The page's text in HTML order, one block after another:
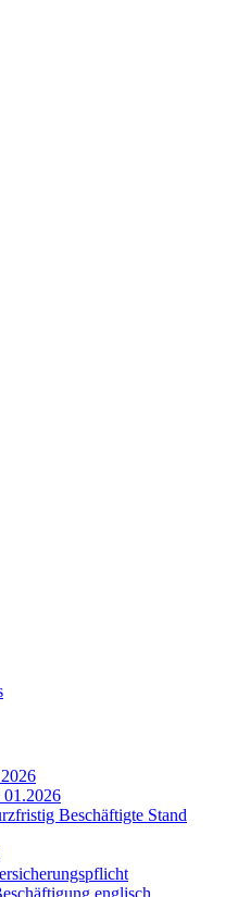
01.2026
Beschäf­tig­te Stand